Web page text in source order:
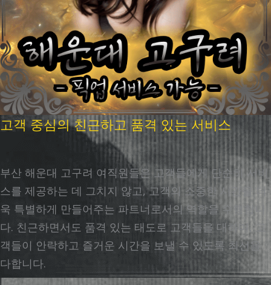
고객 중심의 친근하고 품격 있는 서비스
부산 해운대 고구려 여직원들은 고객들에게 단순히 서비
스를 제공하는 데 그치지 않고, 고객의 소중한 시간을 더
욱 특별하게 만들어주는 파트너로서의 역할을 수행합니
다. 친근하면서도 품격 있는 태도로 고객들을 대하며, 고
객들이 안락하고 즐거운 시간을 보낼 수 있도록 최선을
다합니다.